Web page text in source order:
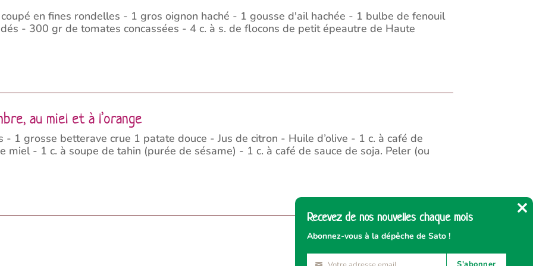
en fines rondelles - 1 gros oignon haché - 1 gousse d'ail hachée - 1 bulbe de fenouil
- 300 gr de tomates concassées - 4 c. à s. de flocons de petit épeautre de Haute
au miel et à l’orange
1 grosse betterave crue 1 patate douce - Jus de citron - Huile d’olive - 1 c. à café de
- 1 c. à soupe de tahin (purée de sésame) - 1 c. à café de sauce de soja. Peler (ou
Recevez de nos nouvelles chaque mois
Abonnez-vous à la dépêche de Sato !